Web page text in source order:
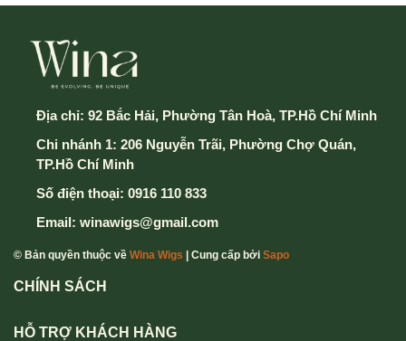
5. Điền thông tin và chọn hình thức thành toán & vận
chuyển
6. Cuối cùng chọn nút Xác Nhận Gửi Đơn hàng để
hoàn thành
hotline0916 110 833 - 0357 833 699
Địa chỉ: 92 Bắc Hải, Phường Tân Hoà, TP.Hồ Chí Minh
Chi nhánh 1: 206 Nguyễn Trãi, Phường Chợ Quán,
TP.Hồ Chí Minh
Số điện thoại: 0916 110 833
Email: winawigs@gmail.com
© Bản quyền thuộc về Wina Wigs | Cung cấp bởi Sapo
CHÍNH SÁCH
HỖ TRỢ KHÁCH HÀNG